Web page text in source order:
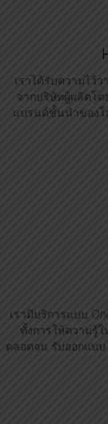
เราได้รับความไว้
จากบริษัทผู้ผลิตโด
แบรนด์ชั้นนำของโ
เรามีบริการแบบ
ทั้งการให้ความรู้
ตลอดจน รับออกแบ